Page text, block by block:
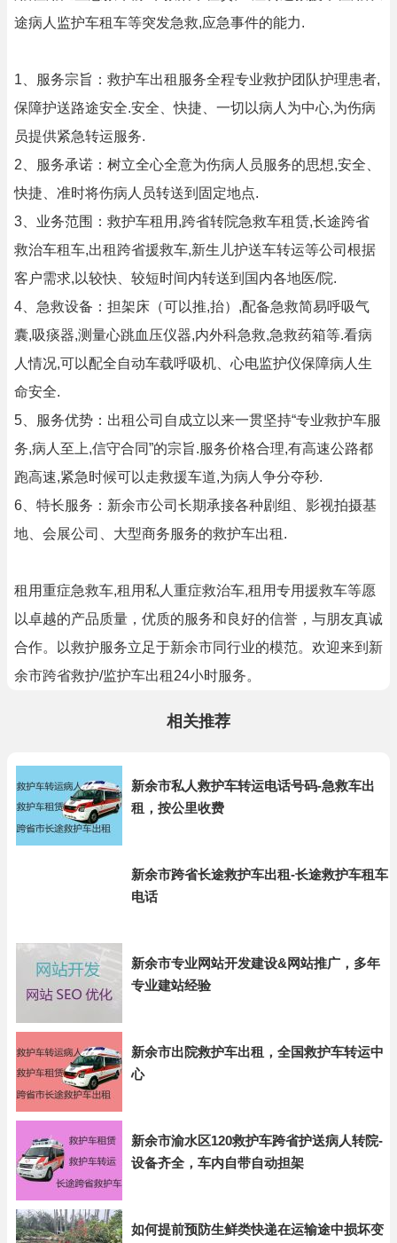
途病人监护车租车等突发急救,应急事件的能力.
1、服务宗旨：救护车出租服务全程专业救护团队护理患者,
保障护送路途安全.安全、快捷、一切以病人为中心,为伤病
员提供紧急转运服务.
2、服务承诺：树立全心全意为伤病人员服务的思想,安全、
快捷、准时将伤病人员转送到固定地点.
3、业务范围：救护车租用,跨省转院急救车租赁,长途跨省
救治车租车,出租跨省援救车,新生儿护送车转运等公司根据
客户需求,以较快、较短时间内转送到国内各地医/院.
4、急救设备：担架床（可以推,抬）,配备急救简易呼吸气
囊,吸痰器,测量心跳血压仪器,内外科急救,急救药箱等.看病
人情况,可以配全自动车载呼吸机、心电监护仪保障病人生
命安全.
5、服务优势：出租公司自成立以来一贯坚持“专业救护车服
务,病人至上,信守合同”的宗旨.服务价格合理,有高速公路都
跑高速,紧急时候可以走救援车道,为病人争分夺秒.
6、特长服务：新余市公司长期承接各种剧组、影视拍摄基
地、会展公司、大型商务服务的救护车出租.
租用重症急救车,租用私人重症救治车,租用专用援救车等愿
以卓越的产品质量，优质的服务和良好的信誉，与朋友真诚
合作。以救护服务立足于新余市同行业的模范。欢迎来到新
余市跨省救护/监护车出租24小时服务。
相关推荐
新余市私人救护车转运电话号码-急救车出
租，按公里收费
新余市跨省长途救护车出租-长途救护车租车
电话
新余市专业网站开发建设&网站推广，多年
专业建站经验
新余市出院救护车出租，全国救护车转运中
心
新余市渝水区120救护车跨省护送病人转院-
设备齐全，车内自带自动担架
如何提前预防生鲜类快递在运输途中损坏变